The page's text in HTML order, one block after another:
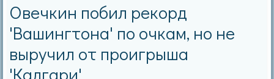
Овечкин побил рекорд
'Вашингтона' по очкам, но не
выручил от проигрыша
'Калгари'